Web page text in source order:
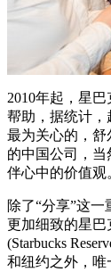
2010年起，星
帮助，据统计，
最为关心的，
的中国公司，当
伴心中的价值观
除了“分享”这
更加细致的星
(Starbucks
和纽约之外，唯